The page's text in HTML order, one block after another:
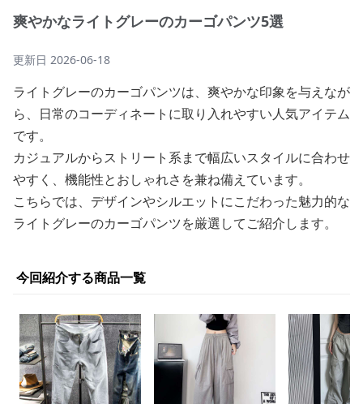
爽やかなライトグレーのカーゴパンツ5選
更新日 2026-06-18
ライトグレーのカーゴパンツは、爽やかな印象を与えなが
ら、日常のコーディネートに取り入れやすい人気アイテム
です。
カジュアルからストリート系まで幅広いスタイルに合わせ
やすく、機能性とおしゃれさを兼ね備えています。
こちらでは、デザインやシルエットにこだわった魅力的な
ライトグレーのカーゴパンツを厳選してご紹介します。
今回紹介する商品一覧